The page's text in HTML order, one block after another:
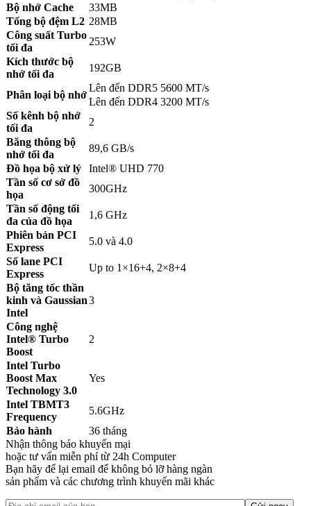
Bộ nhớ Cache
33MB
Tổng bộ đệm L2 28MB
Công suất Turbo
tối đa
253W
Kích thước bộ
nhớ tối đa
192GB
Phân loại bộ nhớ
Lên đến DDR5 5600 MT/s
Lên đến DDR4 3200 MT/s
Số kênh bộ nhớ
tối đa
2
Băng thông bộ
nhớ tối đa
89,6 GB/s
Đồ họa bộ xử lý
Intel® UHD 770
Tần số cơ sở đồ
họa
300GHz
Tần số động tối
đa của đồ họa
1,6 GHz
Phiên bản PCI
Express
5.0 và 4.0
Số lane PCI
Express
Up to 1×16+4, 2×8+4
Bộ tăng tốc thần
kinh và Gaussian
Intel
3
Công nghệ
Intel® Turbo
Boost
2
Intel Turbo
Boost Max
Technology 3.0
Yes
Intel TBMT3
Frequency
5.6GHz
Bảo hành
36 tháng
Nhận thông báo khuyến mại
hoặc tư vấn miễn phí từ 24h Computer
Bạn hãy để lại email để không bỏ lỡ hàng ngàn
sản phẩm và các chương trình khuyến mãi khác